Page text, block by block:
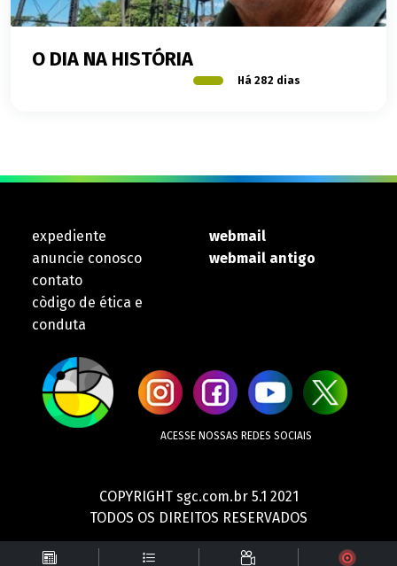
O DIA NA HISTÓRIA
Há 282 dias
expediente
anuncie conosco
contato
còdigo de ética e
conduta
webmail
webmail antigo
ACESSE NOSSAS REDES SOCIAIS
COPYRIGHT sgc.com.br 5.1 2021
TODOS OS DIREITOS RESERVADOS